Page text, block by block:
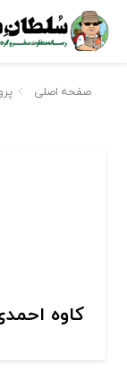
صفحه اصلی
کاوه